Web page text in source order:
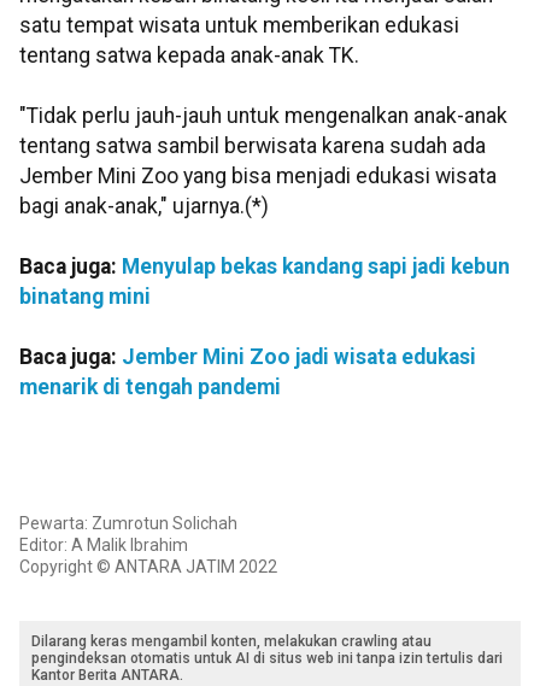
satu tempat wisata untuk memberikan edukasi
tentang satwa kepada anak-anak TK.
"Tidak perlu jauh-jauh untuk mengenalkan anak-anak
tentang satwa sambil berwisata karena sudah ada
Jember Mini Zoo yang bisa menjadi edukasi wisata
bagi anak-anak," ujarnya.(*)
Baca juga: Menyulap bekas kandang sapi jadi kebun
binatang mini
Baca juga: Jember Mini Zoo jadi wisata edukasi
menarik di tengah pandemi
Pewarta: Zumrotun Solichah
Editor: A Malik Ibrahim
Copyright © ANTARA JATIM 2022
Dilarang keras mengambil konten, melakukan crawling atau
pengindeksan otomatis untuk AI di situs web ini tanpa izin tertulis dari
Kantor Berita ANTARA.